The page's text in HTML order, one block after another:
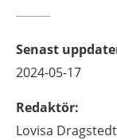
Senast
2024-05-17
Redaktör:
Lovisa